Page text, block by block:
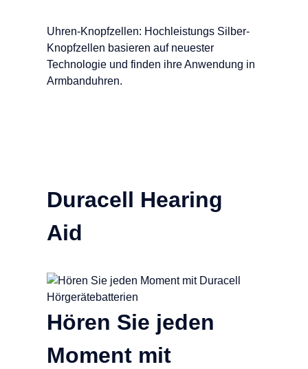
Uhren-Knopfzellen: Hochleistungs Silber-
Knopfzellen basieren auf neuester
Technologie und finden ihre Anwendung in
Armbanduhren.
Duracell Hearing
Aid
Hören Sie jeden
Moment mit